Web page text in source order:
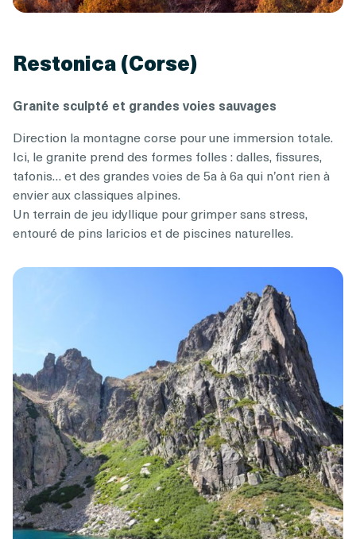
Restonica (Corse)
Granite sculpté et grandes voies sauvages
Direction la montagne corse pour une immersion totale.
Ici, le granite prend des formes folles : dalles, fissures,
tafonis… et des grandes voies de 5a à 6a qui n’ont rien à
envier aux classiques alpines.
Un terrain de jeu idyllique pour grimper sans stress,
entouré de pins laricios et de piscines naturelles.